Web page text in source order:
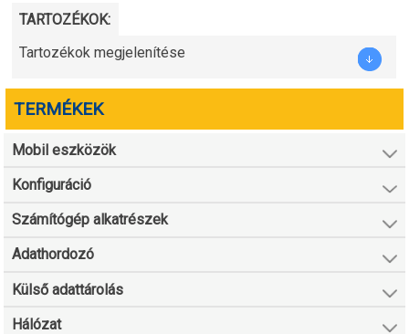
TARTOZÉKOK:
Tartozékok megjelenítése
TERMÉKEK
Mobil eszközök
Konfiguráció
Számítógép alkatrészek
Adathordozó
Külső adattárolás
Hálózat